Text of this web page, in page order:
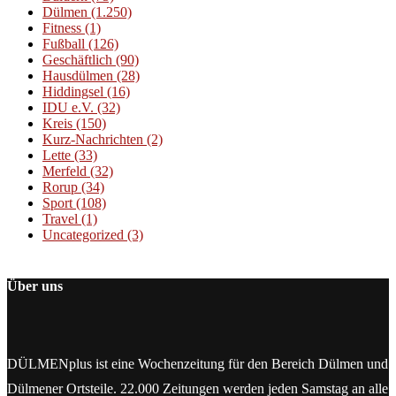
Dülmen (1.250)
Fitness (1)
Fußball (126)
Geschäftlich (90)
Hausdülmen (28)
Hiddingsel (16)
IDU e.V. (32)
Kreis (150)
Kurz-Nachrichten (2)
Lette (33)
Merfeld (32)
Rorup (34)
Sport (108)
Travel (1)
Uncategorized (3)
Über uns
DÜLMENplus ist eine Wochenzeitung für den Bereich Dülmen und
Dülmener Ortsteile. 22.000 Zeitungen werden jeden Samstag an alle